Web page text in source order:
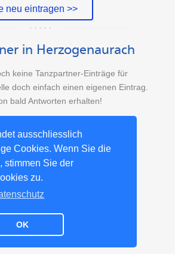
ausschliesslich
Cookies. Wenn Sie die
stimmen Sie der
zu.
OK
neu eintragen >>
in Herzogenaurach
keine Tanzpartner-Einträge für
doch einfach einen eigenen Eintrag.
bald Antworten erhalten!
erstellen >>
>>